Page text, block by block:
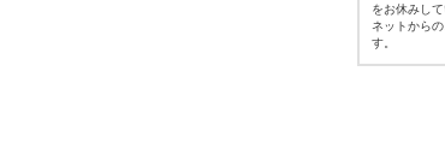
をお休みして
ネットから
す。